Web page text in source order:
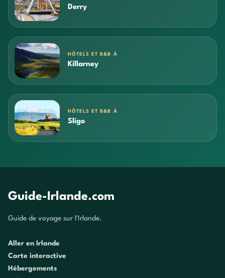
Derry
HÔTELS ET B&B À
Killarney
HÔTELS ET B&B À
Sligo
Guide-Irlande.com
Guide de voyage sur l'Irlande.
Aller en Irlande
Carte interactive
Hébergements